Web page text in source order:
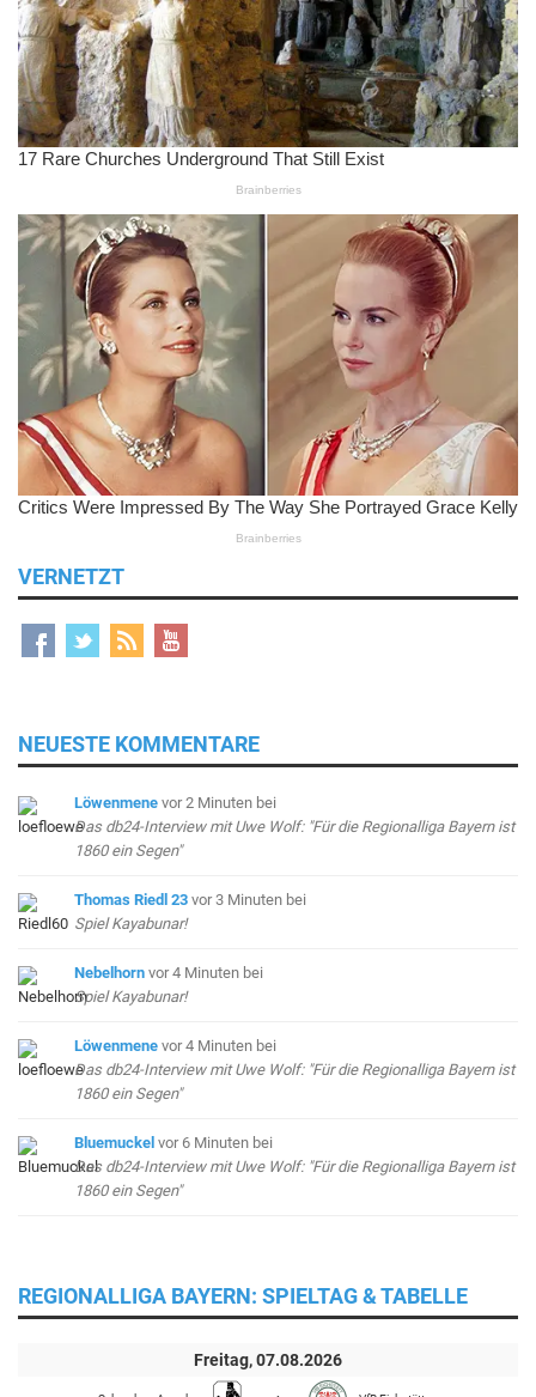
VERNETZT
NEUESTE KOMMENTARE
Löwenmene vor 2 Minuten bei
Das db24-Interview mit Uwe Wolf: "Für die Regionalliga Bayern ist
1860 ein Segen"
Thomas Riedl 23 vor 3 Minuten bei
Spiel Kayabunar!
Nebelhorn vor 4 Minuten bei
Spiel Kayabunar!
Löwenmene vor 4 Minuten bei
Das db24-Interview mit Uwe Wolf: "Für die Regionalliga Bayern ist
1860 ein Segen"
Bluemuckel vor 6 Minuten bei
Das db24-Interview mit Uwe Wolf: "Für die Regionalliga Bayern ist
1860 ein Segen"
REGIONALLIGA BAYERN: SPIELTAG & TABELLE
Freitag, 07.08.2026